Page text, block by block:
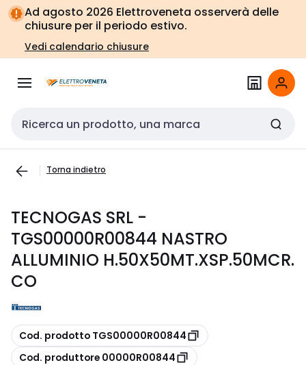
Vai alla
navigazione
Vai
alla
pagina
Ad agosto 2026 Elettroveneta osserverà delle
chiusure per il periodo estivo.
Vedi calendario chiusure
Cerca input
Torna indietro
TECNOGAS SRL -
TGS00000R00844 NASTRO
ALLUMINIO H.50X50MT.XSP.50MCR.
CO
copia
Cod. prodotto TGS00000R00844
copia
Cod. produttore 00000R00844